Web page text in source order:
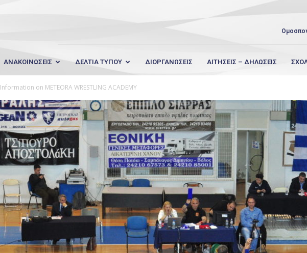
ΑΝΑΚΟΙΝΩΣΕΙΣ ΔΕΛΤΙΑ ΤΥΠΟΥ ΔΙΟΡΓΑΝΩΣΕΙΣ ΑΙΤΗΣΕΙΣ – ΔΗΛΩΣΕΙΣ
Information on METEORA WRESTLING ACADEMY